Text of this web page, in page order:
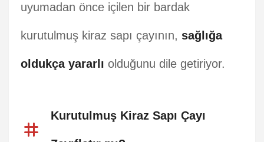
uyumadan önce içilen bir bardak
kurutulmuş kiraz sapı çayının, sağlığa
oldukça yararlı olduğunu dile getiriyor.
Kurutulmuş Kiraz Sapı Çayı